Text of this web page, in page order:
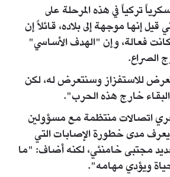
تركياً في هذه المرحلة على
قيل إنها موجهة إلى بلاده، قائلاً إن
فعالة، وإن "الهدف الأساسي"
الصراع.
للاستفزاز وسنتعرض له، لكن
خارج هذه الحرب".
اتصالات منتظمة مع مسؤولين
لا يعرف مدى خطورة الإصابات التي
مجتبى خامنئي، لكنه أضاف: "ما
ويؤدي مهامه".